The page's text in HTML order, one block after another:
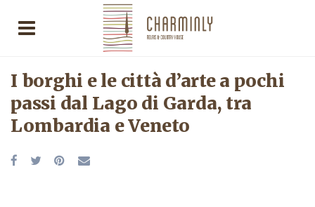
I borghi e le città d’arte a pochi
passi dal Lago di Garda, tra
Lombardia e Veneto